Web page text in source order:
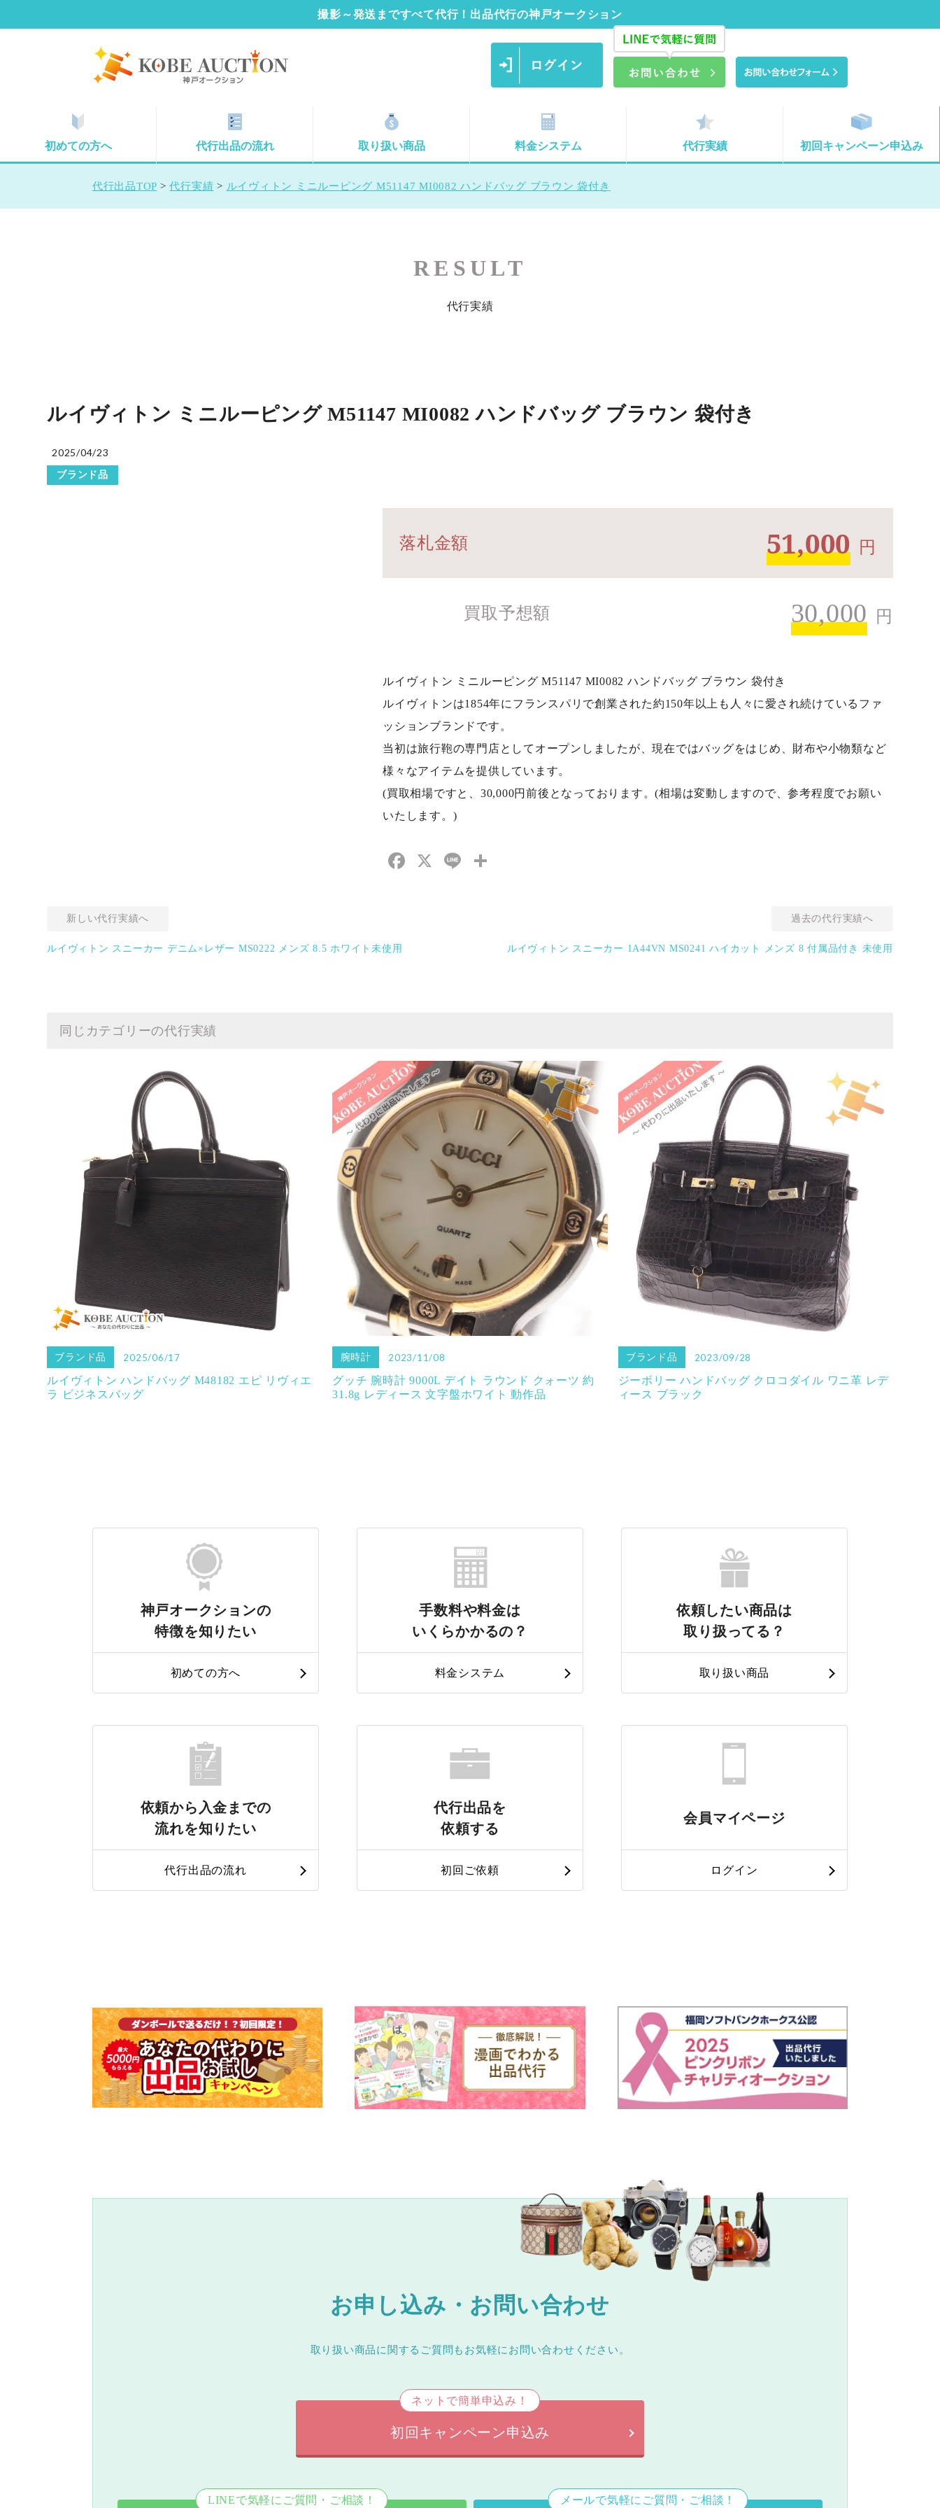
撮影～発送まですべて代行！出品代行の神戸オークション
初めての方へ 代行出品の流れ 取り扱い商品 料金システム 代行実績 初回キャンペーン申込み
代行出品TOP >代行実績 > ルイヴィトン ミニルーピング M51147 MI0082 ハンドバッグ ブラウン 袋付き
RESULT
代行実績
ルイヴィトン ミニルーピング M51147 MI0082 ハンドバッグ ブラウン 袋付き
2025/04/23
ブランド品
落札金額 51,000 円
買取予想額 30,000 円
ルイヴィトン ミニルーピング M51147 MI0082 ハンドバッグ ブラウン 袋付き
ルイヴィトンは1854年にフランスパリで創業された約150年以上も人々に愛され続けているファ
ッションブランドです。
当初は旅行鞄の専門店としてオープンしましたが、現在ではバッグをはじめ、財布や小物類など
様々なアイテムを提供しています。
(買取相場ですと、30,000円前後となっております。(相場は変動しますので、参考程度でお願い
いたします。)
Facebook
X Line
新しい代行実績へ
ルイヴィトン スニーカー デニム×レザー MS0222 メンズ 8.5 ホワイト未使用
過去の代行実績へ
ルイヴィトン スニーカー 1A44VN MS0241 ハイカット メンズ 8 付属品付き 未使用
同じカテゴリーの代行実績
ブランド品 2025/06/17
ルイヴィトン ハンドバッグ M48182 エピ リヴィエ
ラ ビジネスバッグ
腕時計 2023/11/08
グッチ 腕時計 9000L デイト ラウンド クォーツ 約
31.8g レディース 文字盤ホワイト 動作品
ブランド品 2023/09/28
ジーボリー ハンドバッグ クロコダイル ワニ革 レデ
ィース ブラック
神戸オークションの
特徴を知りたい
初めての方へ
手数料や料金は
いくらかかるの？
料金システム
依頼したい商品は
取り扱ってる？
取り扱い商品
依頼から入金までの
流れを知りたい
代行出品の流れ
代行出品を
依頼する
初回ご依頼
会員マイページ
ログイン
お申し込み・お問い合わせ
取り扱い商品に関するご質問もお気軽にお問い合わせください。
ネットで簡単申込み！
初回キャンペーン申込み
LINEで気軽にご質問・ご相談！ メールで気軽にご質問・ご相談！